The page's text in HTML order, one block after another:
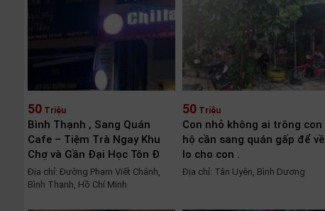
50 Triệu
Bình Thạnh , Sang Quán
Cafe – Tiệm Trà Ngay Khu
Chợ và Gần Đại Học Tôn Đ
Địa chỉ: Đường Phạm Viết Chánh,
Bình Thạnh, Hồ Chí Minh
50Triệu
Con nhỏ không ai trông con
hộ cần sang quán gấp để về
lo cho con .
Địa chỉ: Tân Uyên, Bình Dương